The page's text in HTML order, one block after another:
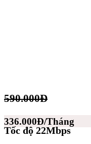
590.000Đ
336.000Đ/Tháng
Tốc độ 22Mbps